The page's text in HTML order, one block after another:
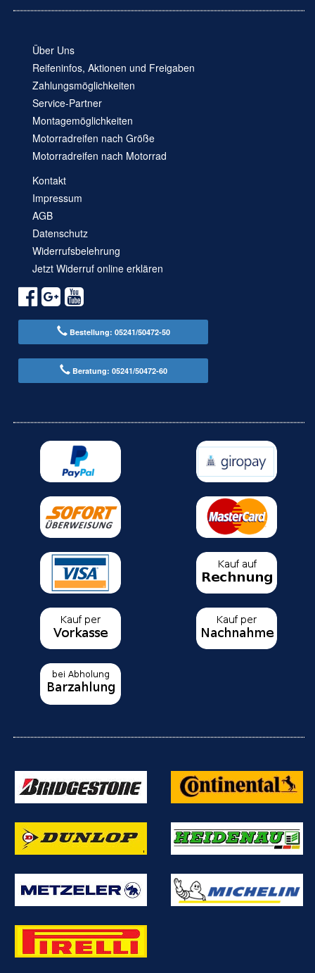
Über Uns
Reifeninfos, Aktionen und Freigaben
Zahlungsmöglichkeiten
Service-Partner
Montagemöglichkeiten
Motorradreifen nach Größe
Motorradreifen nach Motorrad
Kontakt
Impressum
AGB
Datenschutz
Widerrufsbelehrung
Jetzt Widerruf online erklären
Bestellung: 05241/50472-50
Beratung: 05241/50472-60